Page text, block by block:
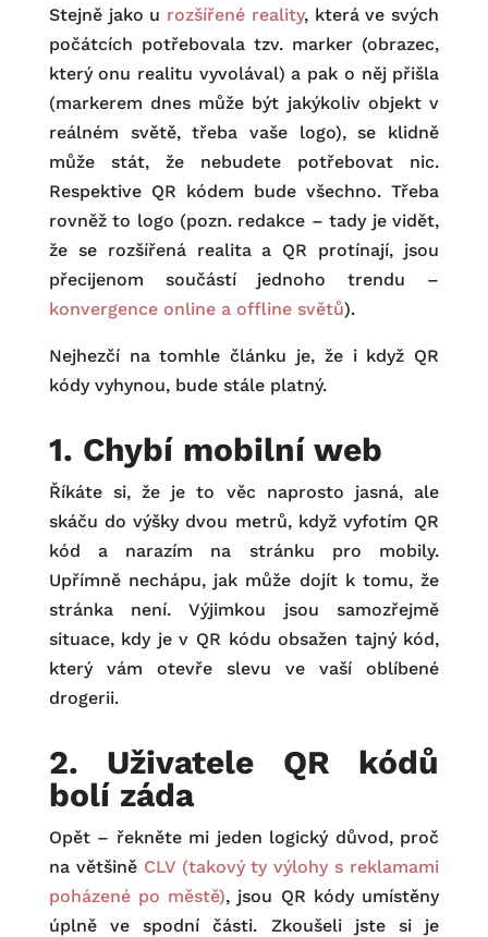
Stejně jako u rozšířené reality, která ve svých
počátcích potřebovala tzv. marker (obrazec,
který onu realitu vyvolával) a pak o něj přišla
(markerem dnes může být jakýkoliv objekt v
reálném světě, třeba vaše logo), se klidně
může stát, že nebudete potřebovat nic.
Respektive QR kódem bude všechno. Třeba
rovněž to logo (pozn. redakce – tady je vidět,
že se rozšířená realita a QR protínají, jsou
přecijenom součástí jednoho trendu –
konvergence online a offline světů).
Nejhezčí na tomhle článku je, že i když QR
kódy vyhynou, bude stále platný.
1. Chybí mobilní web
Říkáte si, že je to věc naprosto jasná, ale
skáču do výšky dvou metrů, když vyfotím QR
kód a narazím na stránku pro mobily.
Upřímně nechápu, jak může dojít k tomu, že
stránka není. Výjimkou jsou samozřejmě
situace, kdy je v QR kódu obsažen tajný kód,
který vám otevře slevu ve vaší oblíbené
drogerii.
2. Uživatele QR kódů
bolí záda
Opět – řekněte mi jeden logický důvod, proč
na většiněCLV (takový ty výlohy s reklamami
poházené po městě), jsou QR kódy umístěny
úplně ve spodní části. Zkoušeli jste si je